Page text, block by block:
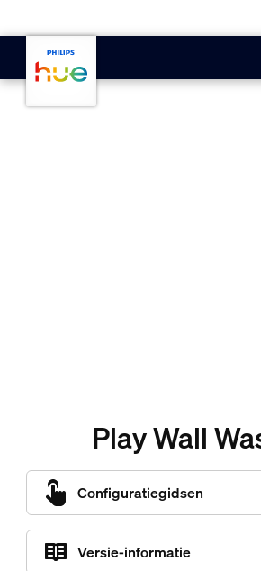
Play Wall
Configuratiegidsen
Versie-informatie